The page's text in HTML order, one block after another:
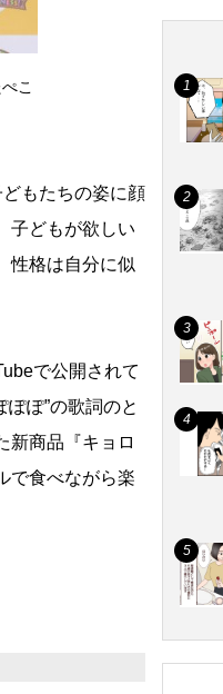
こ
もたちの姿に顔
子どもが欲しい
性格は自分に似
で公開されて
ぽ”の歌詞のと
新商品『キョロ
で食べながら楽